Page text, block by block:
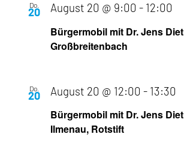
Do.
20
Bürgermobil mit Dr. Jens
Großbreitenbach
August 20 @ 9:00 - 12:00
Do.
20
Bürgermobil mit Dr. Jens
Ilmenau, Rotstift
August 20 @ 12:00 - 13:30